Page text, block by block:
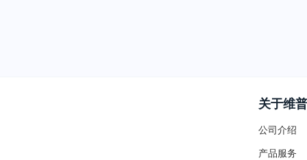
关于维普
公司介绍
产品服务